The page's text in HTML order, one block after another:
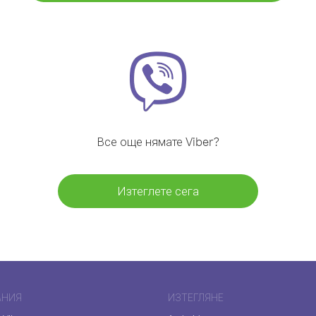
Все още нямате Viber?
Изтеглете сега
ИЗТЕГЛЯНЕ